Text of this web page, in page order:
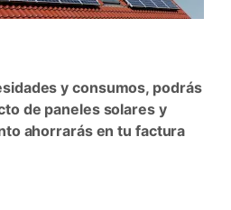
y consumos, podrás
de paneles solares y
ahorrarás en tu factura